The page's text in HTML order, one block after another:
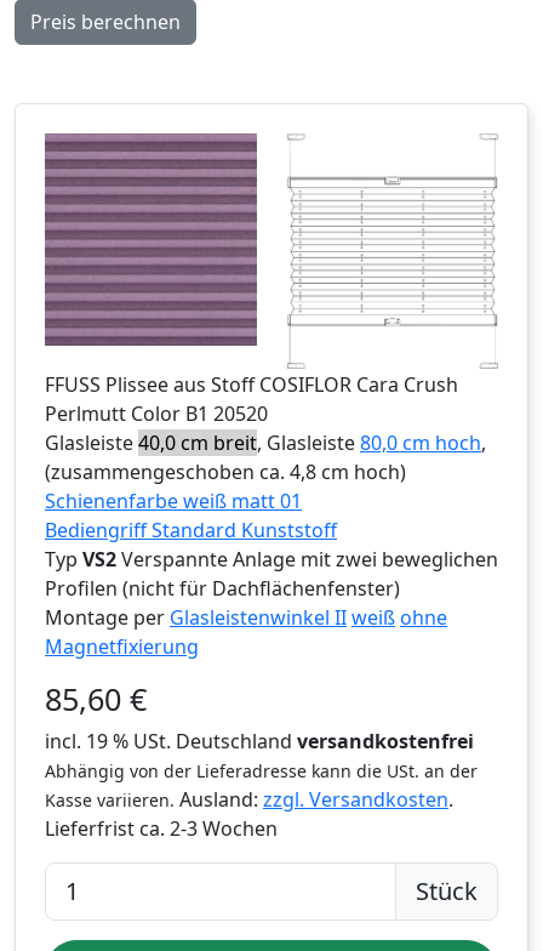
Preis berechnen
FFUSS Plissee aus Stoff COSIFLOR Cara Crush
Perlmutt Color B1 20520
Glasleiste40,0 cm breit, Glasleiste80,0 cm hoch,
(zusammengeschoben ca. 4,8 cm hoch)
Schienenfarbe weiß matt 01
Bediengriff Standard Kunststoff
Typ VS2Verspannte Anlage mit zwei beweglichen
Profilen (nicht für Dachflächenfenster)
Montage per Glasleistenwinkel IIweißohne
Magnetfixierung
85,60 €
incl. 19 % USt. Deutschland versandkostenfrei
Abhängig von der Lieferadresse kann die USt. an der
Kasse variieren. Ausland: zzgl. Versandkosten.
Lieferfrist ca. 2-3 Wochen
Stück